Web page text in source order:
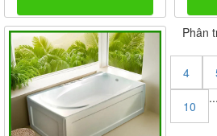
Phân
4
10
...